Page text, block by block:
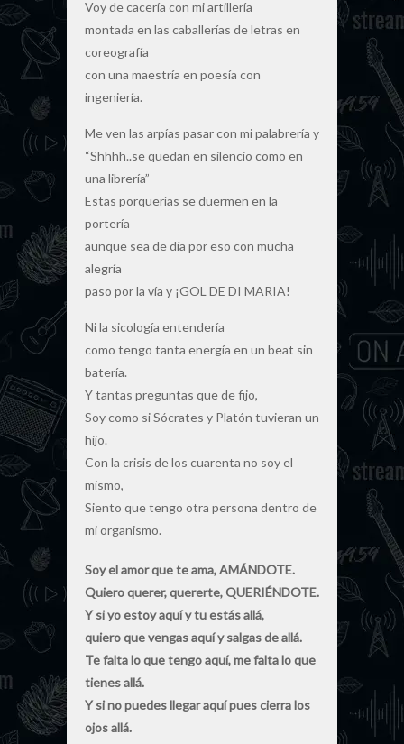
Voy de cacería con mi artillería
montada en las caballerías de letras en
coreografía
con una maestría en poesía con
ingeniería.
Me ven las arpías pasar con mi palabrería y
“Shhhh..se quedan en silencio como en
una librería”
Estas porquerías se duermen en la
portería
aunque sea de día por eso con mucha
alegría
paso por la vía y ¡GOL DE DI MARIA!
Ni la sicología entendería
como tengo tanta energía en un beat sin
batería.
Y tantas preguntas que de fijo,
Soy como si Sócrates y Platón tuvieran un
hijo.
Con la crisis de los cuarenta no soy el
mismo,
Siento que tengo otra persona dentro de
mi organismo.
Soy el amor que te ama, AMÁNDOTE.
Quiero querer, quererte, QUERIÉNDOTE.
Y si yo estoy aquí y tu estás allá,
quiero que vengas aquí y salgas de allá.
Te falta lo que tengo aquí, me falta lo que
tienes allá.
Y si no puedes llegar aquí pues cierra los
ojos allá.